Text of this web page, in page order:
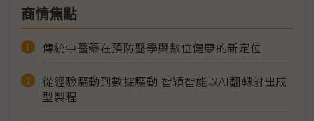
商情焦點
傳統中醫藥在預防醫學與數位健康的新定位
從經驗驅動到數據驅動 智穎智能以AI翻轉射出成
型製程